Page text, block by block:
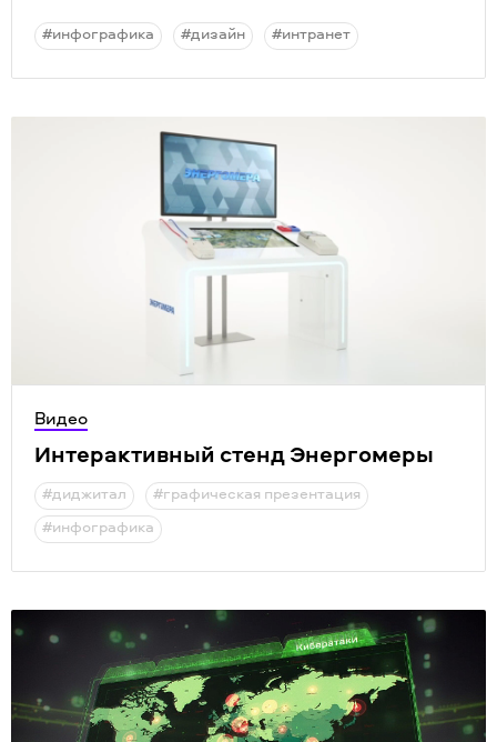
#инфографика #дизайн #интранет
Видео
Интерактивный стенд Энергомеры
#диджитал
#графическая презентация
#инфографика